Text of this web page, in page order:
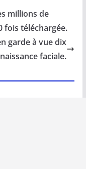
y
Li
n
k
g
er
millions de
fois téléchargée.
garde à vue dix
faciale.